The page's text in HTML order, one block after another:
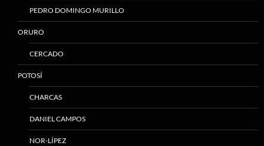
PEDRO DOMINGO MURILLO
ORURO
CERCADO
POTOSÍ
CHARCAS
DANIEL CAMPOS
NOR-LÍPEZ